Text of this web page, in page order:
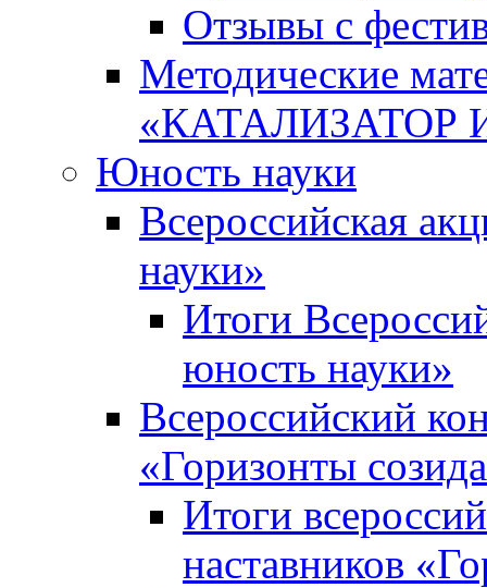
Отзывы с
Методические
«КАТАЛИЗАТОР
Юность науки
Всероссийская
науки»
Итоги
юность науки»
Всероссийский
«Горизонты
Итоги
наставников